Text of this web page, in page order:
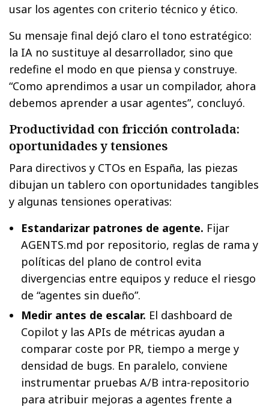
usar los agentes con criterio técnico y ético.
Su mensaje final dejó claro el tono estratégico:
la IA no sustituye al desarrollador, sino que
redefine el modo en que piensa y construye.
“Como aprendimos a usar un compilador, ahora
debemos aprender a usar agentes”, concluyó.
Productividad con fricción controlada:
oportunidades y tensiones
Para directivos y CTOs en España, las piezas
dibujan un tablero con oportunidades tangibles
y algunas tensiones operativas:
Estandarizar patrones de agente. Fijar
AGENTS.md por repositorio, reglas de rama y
políticas del plano de control evita
divergencias entre equipos y reduce el riesgo
de “agentes sin dueño”.
Medir antes de escalar. El dashboard de
Copilot y las APIs de métricas ayudan a
comparar coste por PR, tiempo a merge y
densidad de bugs. En paralelo, conviene
instrumentar pruebas A/B intra-repositorio
para atribuir mejoras a agentes frente a